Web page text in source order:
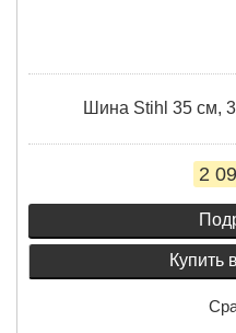
Шина Stihl 35 см,
2
Купить